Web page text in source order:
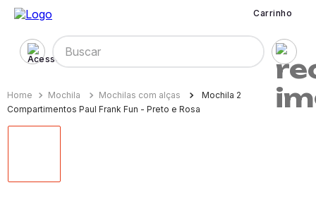
Carrinho
Buscar
Mochila Mochilas com alças
Mochila 2
Compartimentos Paul Frank Fun - Preto e Rosa